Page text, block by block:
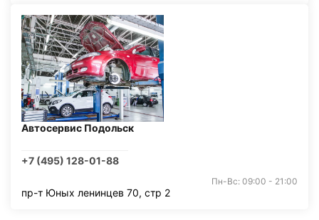
Автосервис Подольск
+7 (495) 128-01-88
Пн-Вс: 09:00 - 21:00
пр-т Юных ленинцев 70, стр 2